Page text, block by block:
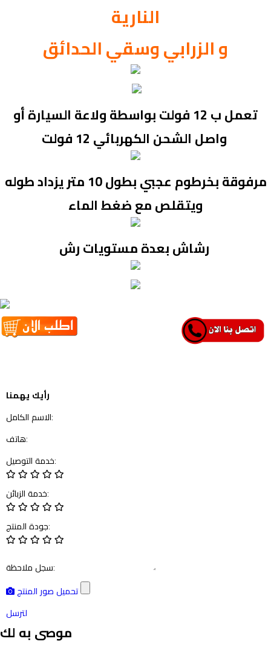
النارية
و الزرابي وسقي الحدائق
تعمل ب 12 فولت بواسطة ولاعة السيارة أو
مرفوقة بخرطوم عجبي بطول 10 متر يزداد طوله
ويتقلص مع ضغط الماء
رأيك يهمنا
الاسم الكامل:
هاتف:
خدمة التوصيل:
خدمة الزبائن:
جودة المنتج:
سجل ملاحظة:
لترسل
موصى به لك